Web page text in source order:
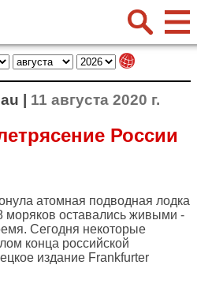
| 11 августа 2020 г.
России
атомная подводная лодка
моряков оставались живыми -
Сегодня некоторые
конца российской
издание Frankfurter